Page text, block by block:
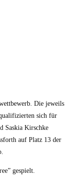
Die jeweils
sich für
Saskia Kirschke
auf Platz 13 der
gespielt.